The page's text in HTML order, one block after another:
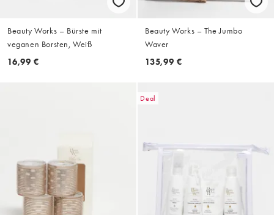
Beauty Works – Bürste mit
veganen Borsten, Weiß
16,99 €
Beauty Works – The Jumbo
Waver
135,99 €
Deal